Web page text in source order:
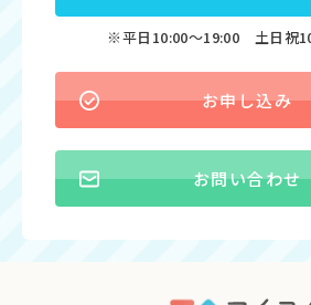
※平日10:00〜19:00 土日祝
お申し込み
お問い合わせ